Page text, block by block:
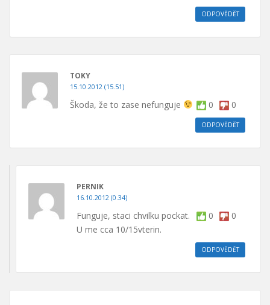
ODPOVĚDĚT
TOKY
15.10.2012 (15.51)
0 0
Škoda, že to zase nefunguje
ODPOVĚDĚT
PERNIK
16.10.2012 (0.34)
0 0
Funguje, staci chvilku pockat.
U me cca 10/15vterin.
ODPOVĚDĚT